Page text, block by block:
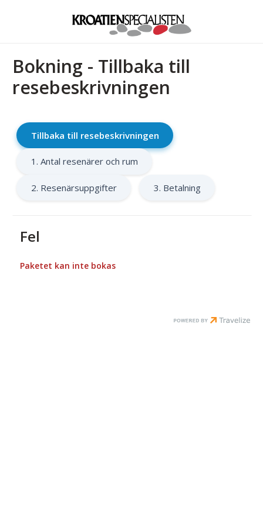
Bokning - Tillbaka till
resebeskrivningen
Tillbaka till resebeskrivningen
1. Antal resenärer och rum
2. Resenärsuppgifter 3. Betalning
Fel
Paketet kan inte bokas